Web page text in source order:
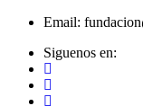
Email:
Siguenos en: